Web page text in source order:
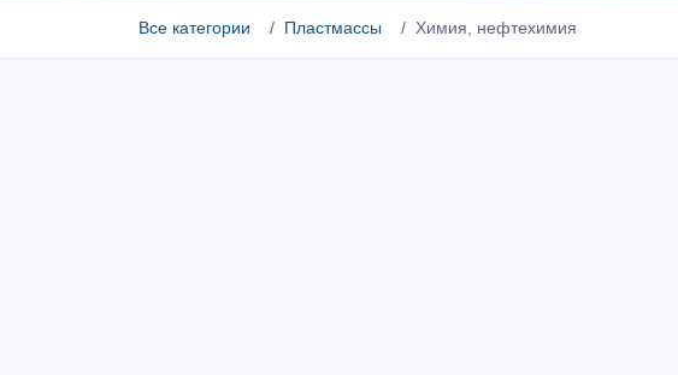
Все категории Пластмассы Химия, нефтехимия